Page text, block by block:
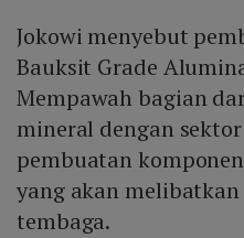
Jokowi menyebut
Bauksit Grade
Mempawah bagian
mineral dengan
pembuatan
yang akan
tembaga.